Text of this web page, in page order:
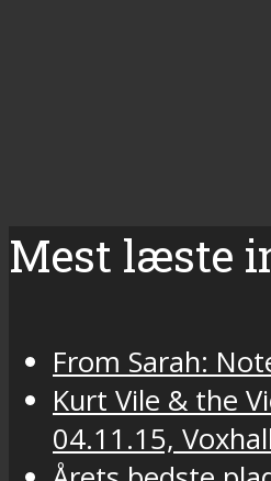
Mest læste
From Sarah:
Kurt Vile & the
04.11.15,